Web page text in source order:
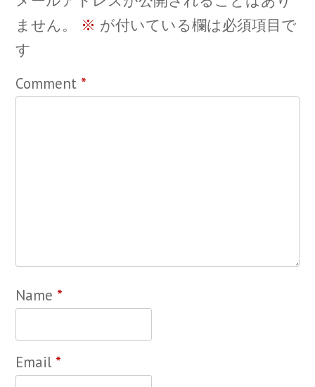
ません。
※ が付いている欄は必須項目で
す
Comment *
Name *
Email *